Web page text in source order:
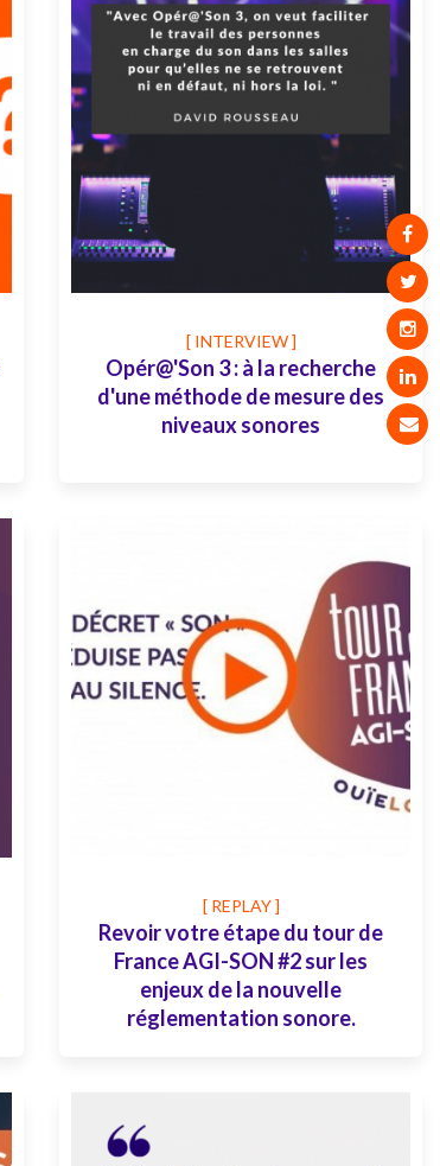
[ INTERVIEW ]
Opér@'Son 3 : à la recherche
d'une méthode de mesure des
niveaux sonores
[ REPLAY ]
Revoir votre étape du tour de
France AGI-SON #2 sur les
enjeux de la nouvelle
réglementation sonore.